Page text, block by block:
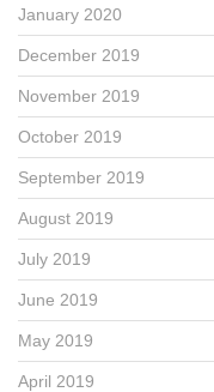
January 2020
December 2019
November 2019
October 2019
September 2019
August 2019
July 2019
June 2019
May 2019
April 2019